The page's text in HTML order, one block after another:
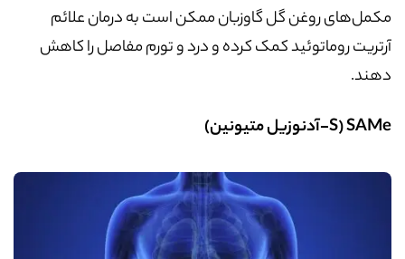
مکمل‌های روغن گل گاوزبان ممکن است به درمان علائم
آرتریت روماتوئید کمک کرده و درد و تورم مفاصل را کاهش
دهند.
SAMe (S- آدنوزیل متیونین)